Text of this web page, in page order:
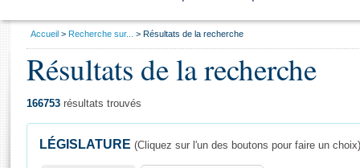
Général
Vous
Accueil Recherche sur... Résultats de la recherche
Résultats de la recherche
166753 résultats trouvés
LÉGISLATURE (Cliquez sur l'un des boutons pour faire un choix)